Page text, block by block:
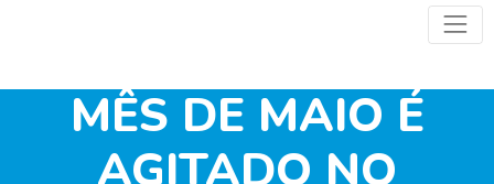
MÊS DE MAIO É
AGITADO NO